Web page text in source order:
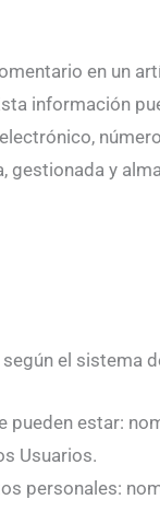
en un
información
gestionada y
el sistema
estar:
Usuarios.
personales: